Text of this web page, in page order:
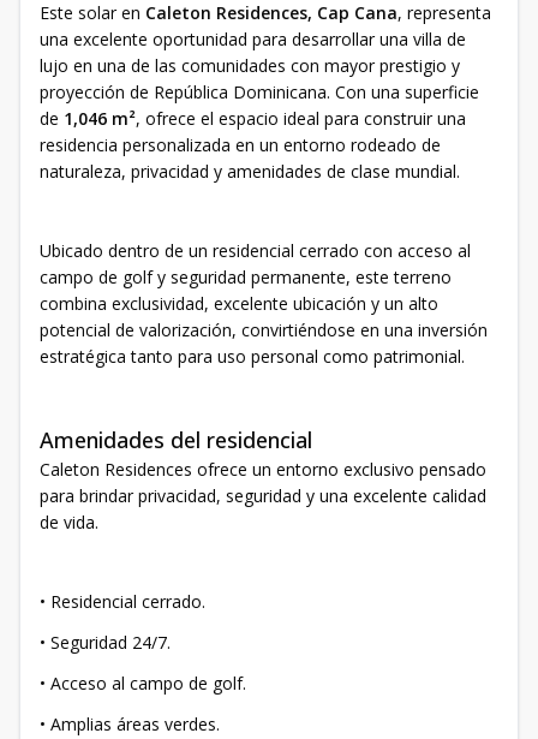
Este solar en Caleton Residences, Cap Cana, representa
una excelente oportunidad para desarrollar una villa de
lujo en una de las comunidades con mayor prestigio y
proyección de República Dominicana. Con una superficie
de 1,046 m², ofrece el espacio ideal para construir una
residencia personalizada en un entorno rodeado de
naturaleza, privacidad y amenidades de clase mundial.
Ubicado dentro de un residencial cerrado con acceso al
campo de golf y seguridad permanente, este terreno
combina exclusividad, excelente ubicación y un alto
potencial de valorización, convirtiéndose en una inversión
estratégica tanto para uso personal como patrimonial.
Amenidades del residencial
Caleton Residences ofrece un entorno exclusivo pensado
para brindar privacidad, seguridad y una excelente calidad
de vida.
• Residencial cerrado.
• Seguridad 24/7.
• Acceso al campo de golf.
• Amplias áreas verdes.